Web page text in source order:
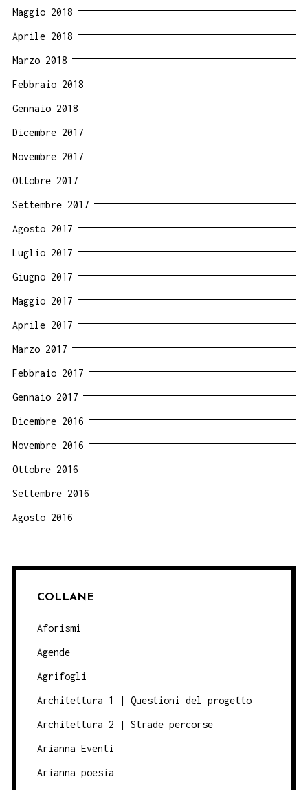
Maggio 2018
Aprile 2018
Marzo 2018
Febbraio 2018
Gennaio 2018
Dicembre 2017
Novembre 2017
Ottobre 2017
Settembre 2017
Agosto 2017
Luglio 2017
Giugno 2017
Maggio 2017
Aprile 2017
Marzo 2017
Febbraio 2017
Gennaio 2017
Dicembre 2016
Novembre 2016
Ottobre 2016
Settembre 2016
Agosto 2016
COLLANE
Aforismi
Agende
Agrifogli
Architettura 1 | Questioni del progetto
Architettura 2 | Strade percorse
Arianna Eventi
Arianna poesia